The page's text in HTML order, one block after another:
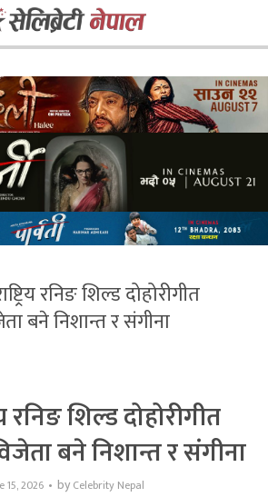
रनिङ शिल्ड दोहोरीगीत
बने निशान्त र संगीना
रनिङ शिल्ड दोहोरीगीत
बने निशान्त र संगीना
15, 2026 by Celebrity Nepal